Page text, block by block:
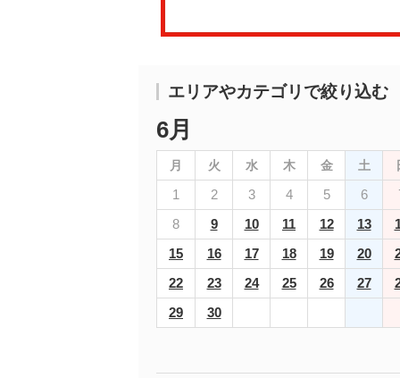
エリアやカテゴリで絞り込む
6月
月 火 水 木 金 土
1 2 3 4 5 6
8
9 10 11 12 13
15
16 17 18 19 20
22
23 24 25 26 27
29
30